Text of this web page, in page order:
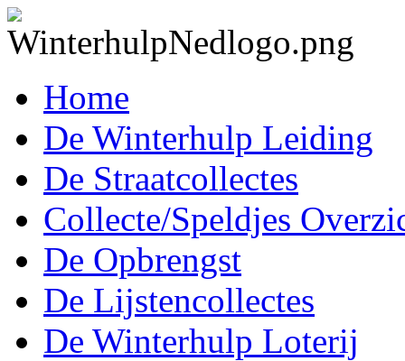
Home
De Winterhulp Leiding
De Straatcollectes
Collecte/Speldjes
De Opbrengst
De Lijstencollectes
De Winterhulp Loterij